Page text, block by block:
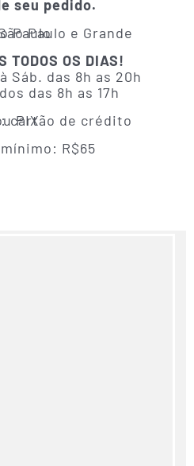
seu pedido.
Paulo e Grande São Paulo
TODOS OS DIAS!
Sáb. das 8h as 20h
das 8h as 17h
cartão de crédito ou PIX
R$65